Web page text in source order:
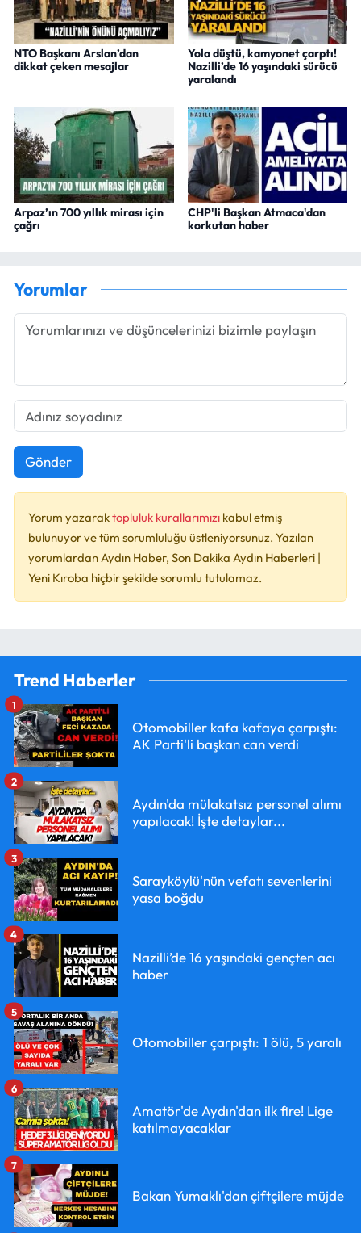
NTO Başkanı Arslan’dan
dikkat çeken mesajlar
Yola düştü, kamyonet çarptı!
Nazilli’de 16 yaşındaki sürücü
yaralandı
Arpaz’ın 700 yıllık mirası için
çağrı
CHP'li Başkan Atmaca'dan
korkutan haber
Yorumlar
Gönder
Yorum yazaraktopluluk kurallarımızı kabul etmiş
bulunuyor ve tüm sorumluluğu üstleniyorsunuz. Yazılan
yorumlardan Aydın Haber, Son Dakika Aydın Haberleri |
Yeni Kıroba hiçbir şekilde sorumlu tutulamaz.
Trend Haberler
Otomobiller kafa kafaya çarpıştı:
AK Parti'li başkan can verdi
1
Aydın'da mülakatsız personel alımı
yapılacak! İşte detaylar...
2
Sarayköylü'nün vefatı sevenlerini
yasa boğdu
3
Nazilli’de 16 yaşındaki gençten acı
haber
4
Otomobiller çarpıştı: 1 ölü, 5 yaralı
5
Amatör'de Aydın'dan ilk fire! Lige
katılmayacaklar
6
Bakan Yumaklı'dan çiftçilere müjde
7